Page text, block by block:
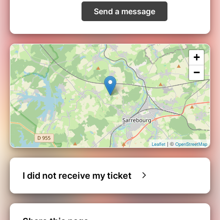
L’Amoureux, Fulvio (ténor), Almeno Gonçalves
Spavento (baryton),Matthieu Le Levreur
Un marchand de Murano, Pantalone (baryton –
basse), Antoine Pluche
Flûtes,Denis Raisin Dadre
Luth, guitares,Miguel Henry
Pianino, clavecin,Cédric Piromalli
Butter quartet :
Lester Anna Janeviolon
Prendergast Chloe
violon
Buttar Evanvioloncelle
Send a message
+
−
Leaflet | © OpenStreetMap
I did not receive my ticket